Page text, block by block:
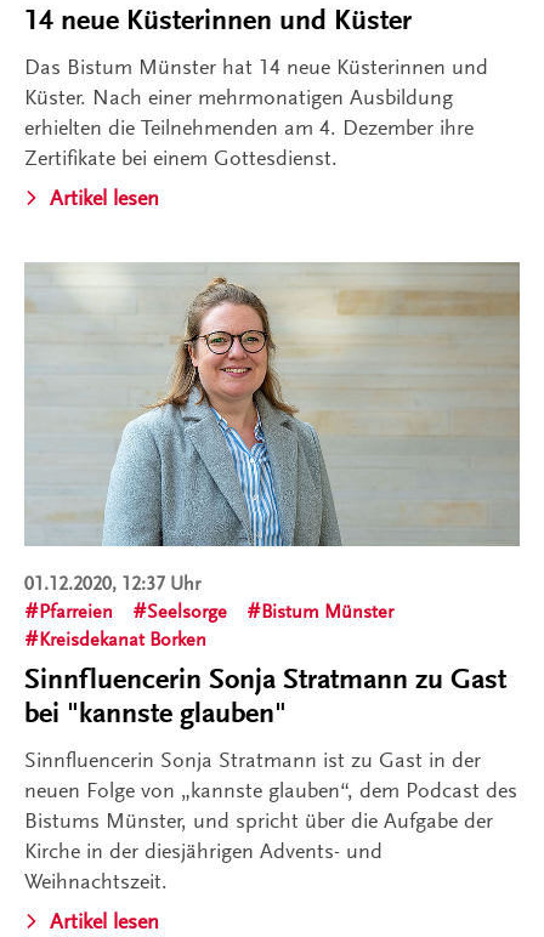
14 neue Küsterinnen und Küster
Das Bistum Münster hat 14 neue Küsterinnen und
Küster. Nach einer mehrmonatigen Ausbildung
erhielten die Teilnehmenden am 4. Dezember ihre
Zertifikate bei einem Gottesdienst.
Artikel lesen
01.12.2020, 12:37 Uhr
Pfarreien
Seelsorge
Bistum Münster
Kreisdekanat Borken
Sinnfluencerin Sonja Stratmann zu Gast
bei "kannste glauben"
Sinnfluencerin Sonja Stratmann ist zu Gast in der
neuen Folge von „kannste glauben“, dem Podcast des
Bistums Münster, und spricht über die Aufgabe der
Kirche in der diesjährigen Advents- und
Weihnachtszeit.
Artikel lesen